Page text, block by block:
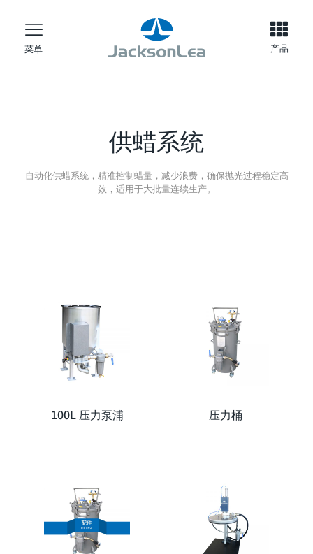
菜单 产品
供蜡系统
自动化供蜡系统，精准控制蜡量，减少浪费，确保抛光过程稳定高
效，适用于大批量连续生产。
100L 压力泵浦 压力桶